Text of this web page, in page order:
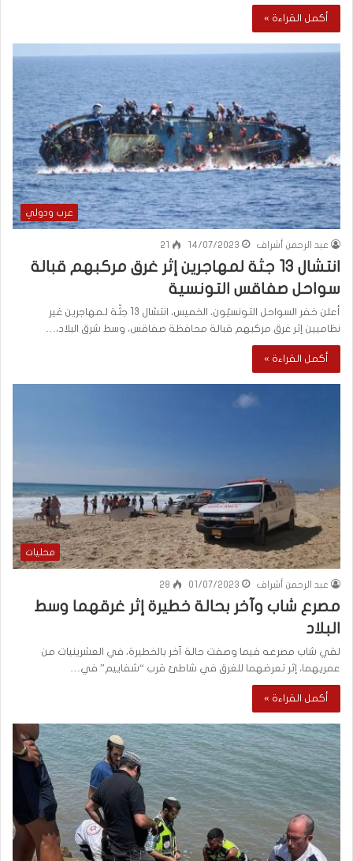
أكمل القراءة »
عرب ودولي
عبد الرحمن أشراف 14/07/2023
21
انتشال 13 جثة لمهاجرين إثر غرق مركبهم قبالة
سواحل صفاقس التونسية
أعلن خفر السواحل التونسيّون، الخميس، انتشال 13 جثّة لـمهاجرين غير
نظاميين إثر غرق مركبهم قبالة محافظة صفاقس، وسط شرق البلاد،…
أكمل القراءة »
محليات
عبد الرحمن أشراف 01/07/2023
28
مصرع شاب وآخر بحالة خطيرة إثر غرقهما وسط
البلاد
لقي شاب مصرعه فيما وصفت حالة آخر بالخطيرة، في العشرينيات من
عمريهما، إثر تعرضهما للغرق في شاطئ قرب “شفاييم” في…
أكمل القراءة »